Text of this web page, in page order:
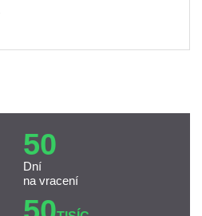
50
Dní
na vracení